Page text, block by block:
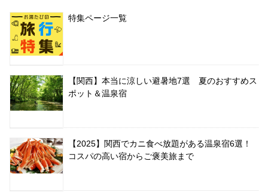
特集ページ一覧
【関西】本当に涼しい避暑地7選 夏のおすすめス
ポット＆温泉宿
【2025】関西でカニ食べ放題がある温泉宿6選！
コスパの高い宿からご褒美旅まで